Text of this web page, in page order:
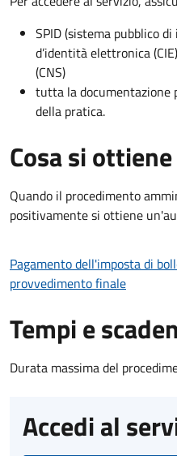
SPID (sistema pubblico
d’identità elettronica
(CNS)
tutta la documentazione
della pratica.
Cosa si ottiene
Quando il procedimento
positivamente si ottiene
Pagamento dell'imposta di
provvedimento finale
Tempi e
Durata massima del
Accedi al